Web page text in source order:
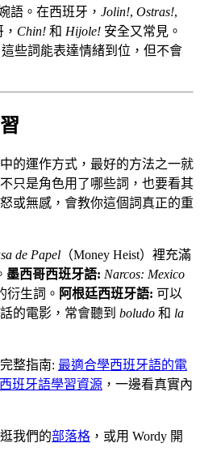
語。在西班牙， Jolin!, Ostras!,
Chin! 和 Hijole! 安全又常見。
些詞能表達情緒到位，但不會
的運作方式，最好的方法之一就
只是角色用了哪些詞，也要看其
或無感，會教你這個詞真正的重
de Papel （Money Heist）裡充滿
墨西哥西班牙語: Narcos: Mexico
衍生詞。 阿根廷西班牙語: 可以
的電影，常會聽到 boludo 和 la
整指南: 最適合學西班牙語的電
班牙語學習資源 ，一邊看真實內
我們的部落格 ，或用 Wordy 開